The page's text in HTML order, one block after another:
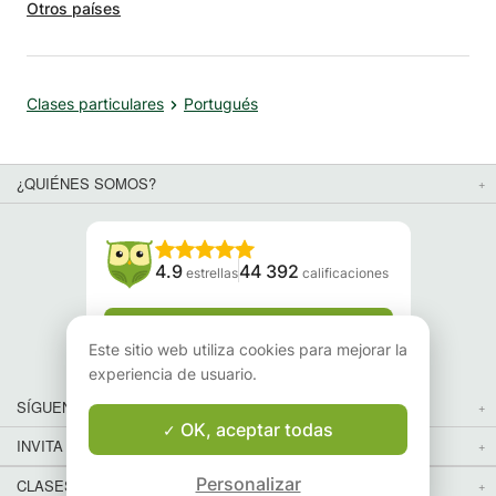
Otros países
Clases particulares Portugués
¿QUIÉNES SOMOS?
4.9 estrellas44 392 calificaciones
SÍGUENOS
INVITA A TUS AMIGOS
CLASES PARTICULARES EN TU PAÍS:
Este sitio web utiliza cookies para mejorar la
experiencia de usuario.
OK, aceptar todas
Personalizar